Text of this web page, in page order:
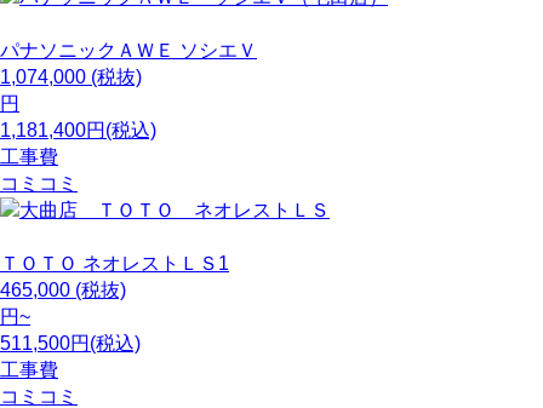
パナソニックＡＷＥ ソシエＶ
1,074,000 (税抜)
円
1,181,400円(税込)
工事費
コミコミ
ＴＯＴＯ ネオレストＬＳ1
465,000 (税抜)
円~
511,500円(税込)
工事費
コミコミ